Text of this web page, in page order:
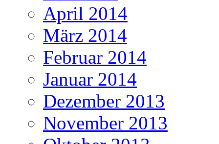
April 2014
März 2014
Februar 2014
Januar 2014
Dezember 2013
November 2013